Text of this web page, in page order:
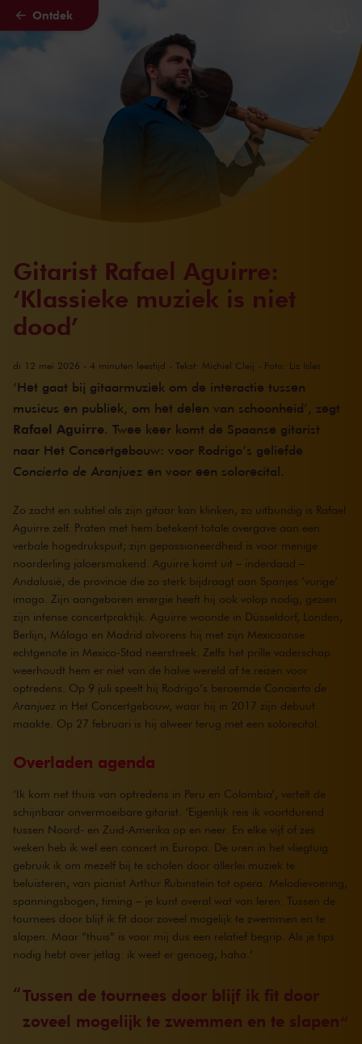
Naar hoofdcontent
Ontdek
Gitarist Rafael Aguirre:
‘Klassieke muziek is niet
dood’
di 12 mei 2026 - 4 minuten leestijd - Tekst: Michiel Cleij - Foto: Liz Isles
‘Het gaat bij gitaarmuziek om de interactie tussen
musicus en publiek, om het delen van schoonheid’, zegt
Rafael Aguirre. Twee keer komt de Spaanse gitarist
naar Het Concertgebouw: voor Rodrigo’s geliefde
Concierto de Aranjuez en voor een solorecital.
Zo zacht en subtiel als zijn gitaar kan klinken, zo uitbundig is Rafael
Aguirre zelf. Praten met hem betekent totale overgave aan een
verbale hogedrukspuit; zijn gepassioneerdheid is voor menige
noorderling jaloersmakend. Aguirre komt uit – inderdaad –
Andalusië, de provincie die zo sterk bijdraagt aan Spanjes ‘vurige’
imago. Zijn aangeboren energie heeft hij ook volop nodig, gezien
zijn intense concertpraktijk. Aguirre woonde in Düsseldorf, Londen,
Berlijn, Málaga en Madrid alvorens hij met zijn Mexicaanse
echtgenote in Mexico-Stad neerstreek. Zelfs het prille vaderschap
weerhoudt hem er niet van de halve wereld af te reizen voor
optredens. Op 9 juli speelt hij Rodrigo’s beroemde Concierto de
Aranjuez in Het Concertgebouw, waar hij in 2017 zijn debuut
maakte. Op 27 februari is hij alweer terug met een solorecital.
Overladen agenda
‘Ik kom net thuis van optredens in Peru en Colombia’, vertelt de
schijnbaar onvermoeibare gitarist. ‘Eigenlijk reis ik voortdurend
tussen Noord- en Zuid-Amerika op en neer. En elke vijf of zes
weken heb ik wel een concert in Europa. De uren in het vliegtuig
gebruik ik om mezelf bij te scholen door allerlei muziek te
beluisteren, van pianist Arthur Rubinstein tot opera. Melodievoering,
spanningsbogen, timing – je kunt overal wat van leren. Tussen de
tournees door blijf ik fit door zoveel mogelijk te zwemmen en te
slapen. Maar “thuis” is voor mij dus een relatief begrip. Als je tips
nodig hebt over jetlag: ik weet er genoeg, haha.’
Tussen de tournees door blijf ik fit door
zoveel mogelijk te zwemmen en te slapen